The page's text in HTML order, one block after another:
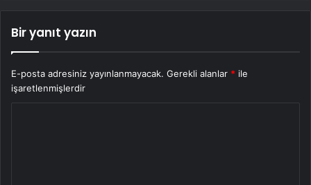
Bir yanıt yazın
E-posta adresiniz yayınlanmayacak. Gerekli alanlar * ile
işaretlenmişlerdir